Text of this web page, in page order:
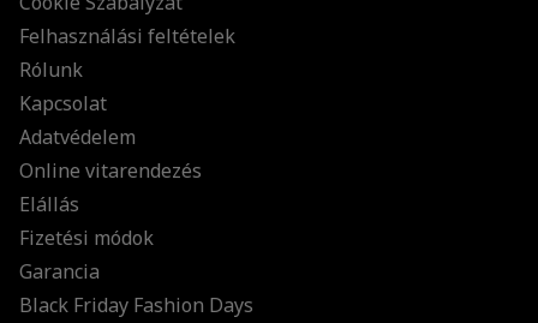
Felhasználási feltételek
Rólunk
Kapcsolat
Adatvédelem
Online vitarendezés
Elállás
Fizetési módok
Garancia
Black Friday Fashion Days